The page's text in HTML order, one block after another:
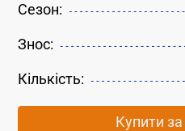
Сезон:
Знос:
Кількість:
Купити за